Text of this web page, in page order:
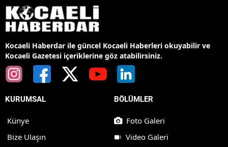
Kocaeli Haberdar ile güncel Kocaeli Haberleri okuyabilir ve
Kocaeli Gazetesi içeriklerine göz atabilirsiniz.
KURUMSAL
Künye
Bize Ulaşın
BÖLÜMLER
Foto Galeri
Video Galeri